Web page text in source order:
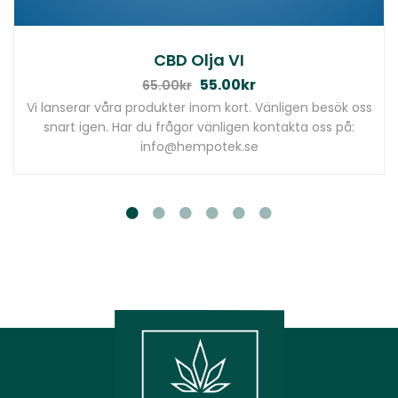
CBD Olja VI
65.00kr 55.00kr
Vi lanserar våra produkter inom kort. Vänligen besök oss
snart igen. Har du frågor vänligen kontakta oss på:
info@hempotek.se